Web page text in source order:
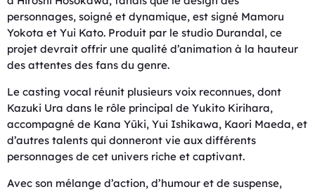
personnages, soigné et dynamique, est signé Mamoru
Yokota et Yui Kato. Produit par le studio Durandal, ce
projet devrait offrir une qualité d’animation à la hauteur
des attentes des fans du genre.
Le casting vocal réunit plusieurs voix reconnues, dont
Kazuki Ura dans le rôle principal de Yukito Kirihara,
accompagné de Kana Yūki, Yui Ishikawa, Kaori Maeda, et
d’autres talents qui donneront vie aux différents
personnages de cet univers riche et captivant.
Avec son mélange d’action, d’humour et de suspense,